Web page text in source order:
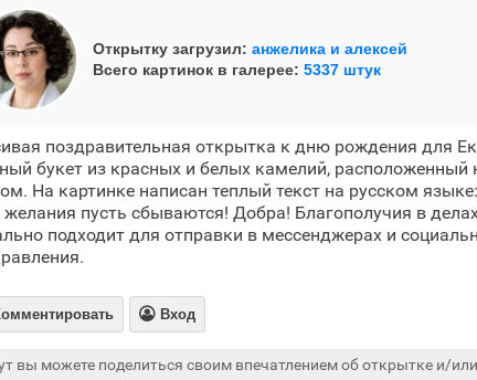
Открытку загрузил: анжелика и алексей
Всего картинок в галерее: 5337 штук
поздравительная открытка к дню рождения для
букет из красных и белых камелий, расположенный
На картинке написан теплый текст на русском
желания пусть сбываются! Добра! Благополучия в
подходит для отправки в мессенджерах и
 Вход
вы можете поделиться своим впечатлением об открытке и/